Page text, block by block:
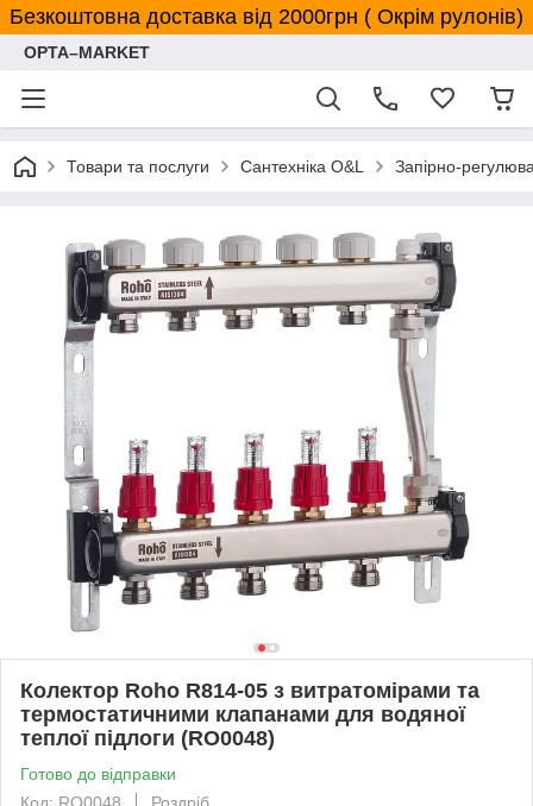
Безкоштовна доставка від 2000грн ( Окрім рулонів)
OPTA–MARKET
Товари та послуги Сантехніка O&L Запірно-
Колектор Roho R814-05 з витратомірами та
термостатичними клапанами для водяної
теплої підлоги (RO0048)
Готово до відправки
Код: RO0048
Роздріб